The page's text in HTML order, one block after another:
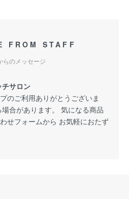
FROM STAFF
らのメッセージ
サロン
のご利用ありがとうございま
合があります。 気になる商品
せフォームから お気軽におたず